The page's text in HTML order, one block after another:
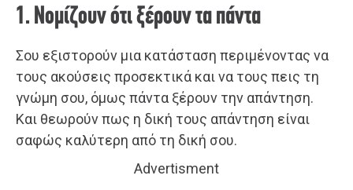
1. Νομίζουν ότι ξέρουν τα πάντα
Σου εξιστορούν μια κατάσταση περιμένοντας να
τους ακούσεις προσεκτικά και να τους πεις τη
γνώμη σου, όμως πάντα ξέρουν την απάντηση.
Και θεωρούν πως η δική τους απάντηση είναι
σαφώς καλύτερη από τη δική σου.
Advertisment